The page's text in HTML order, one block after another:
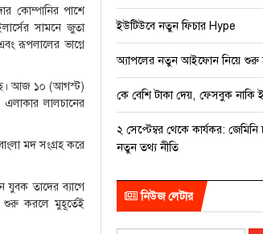
কোম্পানির পাশে
সামনে জুতা
রূপলালের ভাগ্নে
আজ ১০ (আগস্ট)
লালচানের
মদ সংগ্রহ করে
যুবক তাদের ব্যাগে
শুরু করলে মুহূর্তেই
ইউটিউবে নতুন ফিচার Hype
অ্যাপলের নতুন আইফোন নিয়ে শুরু
কে বেশি টাকা দেয়, ফেসবুক নাকি
২ সেপ্টেম্বর থেকে কার্যকর: জেমিনি
নতুন তথ্য নীতি
নিউজ লেটার